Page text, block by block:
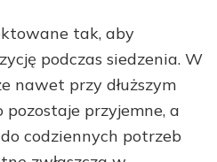
tak, aby
podczas siedzenia. W
nawet przy dłuższym
przyjemne, a
codziennych potrzeb